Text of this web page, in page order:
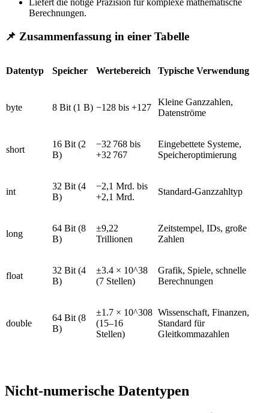
Liefert die nötige Präzision für komplexe mathematische
Berechnungen.
📌 Zusammenfassung in einer Tabelle
Datentyp Speicher Wertebereich Typische Verwendung
byte 8 Bit (1 B) −128 bis +127
Kleine Ganzzahlen,
Datenströme
short
16 Bit (2
B)
−32 768 bis
+32 767
Eingebettete Systeme,
Speicheroptimierung
int
32 Bit (4
B)
−2,1 Mrd. bis
+2,1 Mrd.
Standard-Ganzzahltyp
long
64 Bit (8
B)
±9,22
Trillionen
Zeitstempel, IDs, große
Zahlen
float
32 Bit (4
B)
±3.4 × 10^38
(7 Stellen)
Grafik, Spiele, schnelle
Berechnungen
double
64 Bit (8
B)
±1.7 × 10^308
(15–16
Stellen)
Wissenschaft, Finanzen,
Standard für
Gleitkommazahlen
Nicht-numerische Datentypen